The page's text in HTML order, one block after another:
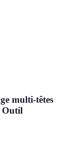
multi-têtes
Outil